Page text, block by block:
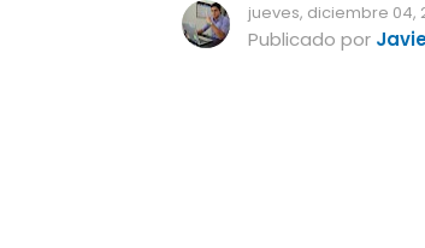
e
r
jueves, diciembre 04,
Publicado por